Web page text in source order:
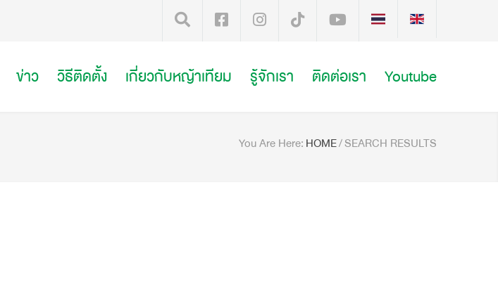
ข่าว วิธีติดตั้ง เกี่ยวกับหญ้าเทียม รู้จักเรา ติดต่อเรา Youtube
You Are Here: HOME/SEARCH RESULTS